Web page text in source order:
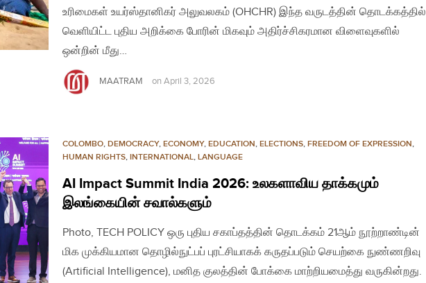
உரிமைகள் உயர்ஸ்தானிகர் அலுவலகம் (OHCHR) இந்த வருடத்தின் தொடக்கத்தில்
வெளியிட்ட புதிய அறிக்கை போரின் மிகவும் அதிர்ச்சிகரமான விளைவுகளில்
ஒன்றின் மீது…
MAATRAM on April 3, 2026
COLOMBO, DEMOCRACY, ECONOMY, EDUCATION, ELECTIONS, FREEDOM OF EXPRESSION,
HUMAN RIGHTS, INTERNATIONAL, LANGUAGE
AI Impact Summit India 2026: உலகளாவிய தாக்கமும்
இலங்கையின் சவால்களும்
Photo, TECH POLICY ஒரு புதிய சகாப்தத்தின் தொடக்கம் 21ஆம் நூற்றாண்டின்
மிக முக்கியமான தொழில்நுட்பப் புரட்சியாகக் கருதப்படும் செயற்கை நுண்ணறிவு
(Artificial Intelligence), மனித குலத்தின் போக்கை மாற்றியமைத்து வருகின்றது.